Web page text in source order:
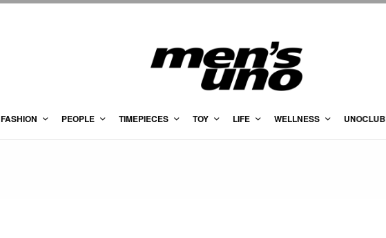
FASHION PEOPLE TIMEPIECES TOY LIFE WELLNESS UNOCLUB